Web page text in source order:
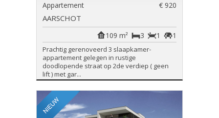
Appartement € 920
AARSCHOT
1
1
3
109 m²
Prachtig gerenoveerd 3 slaapkamer-
appartement gelegen in rustige
doodlopende straat op 2de verdiep ( geen
lift ) met gar...